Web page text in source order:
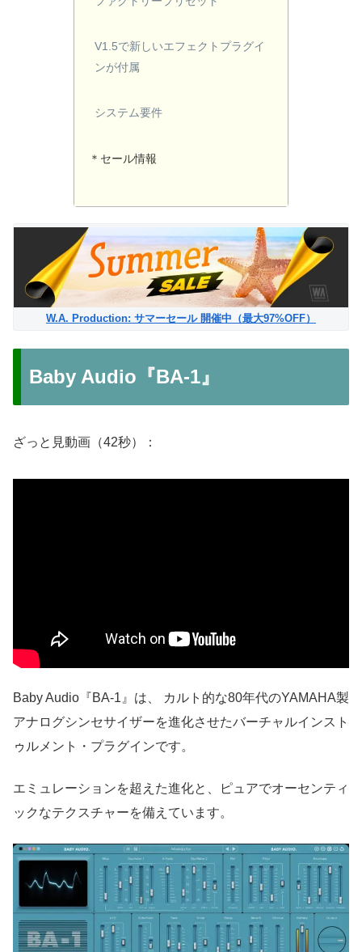
V1.5で新しいエフェクトプラグイ
ンが付属
システム要件
＊セール情報
W.A. Production: サマーセール 開催中（最大97%OFF）
Baby Audio『BA-1』
ざっと見動画（42秒）：
Baby Audio『BA-1』は、 カルト的な80年代のYAMAHA製
アナログシンセサイザーを進化させたバーチャルインスト
ゥルメント・プラグインです。
エミュレーションを超えた進化と、ピュアでオーセンティ
ックなテクスチャーを備えています。